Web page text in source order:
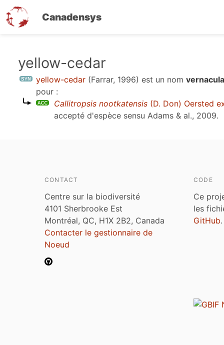
Canadensys
contenu
yellow-cedar
yellow-cedar (Farrar, 1996) est un nom
pour :
Callitropsis nootkatensis (D. Don) Oersted
accepté d'espèce sensu Adams & al., 2009.
CONTACT
Centre sur la biodiversité
4101 Sherbrooke Est
Montréal, QC, H1X 2B2, Canada
Contacter le gestionnaire de
Noeud
CODE
Ce
les
GitHub.